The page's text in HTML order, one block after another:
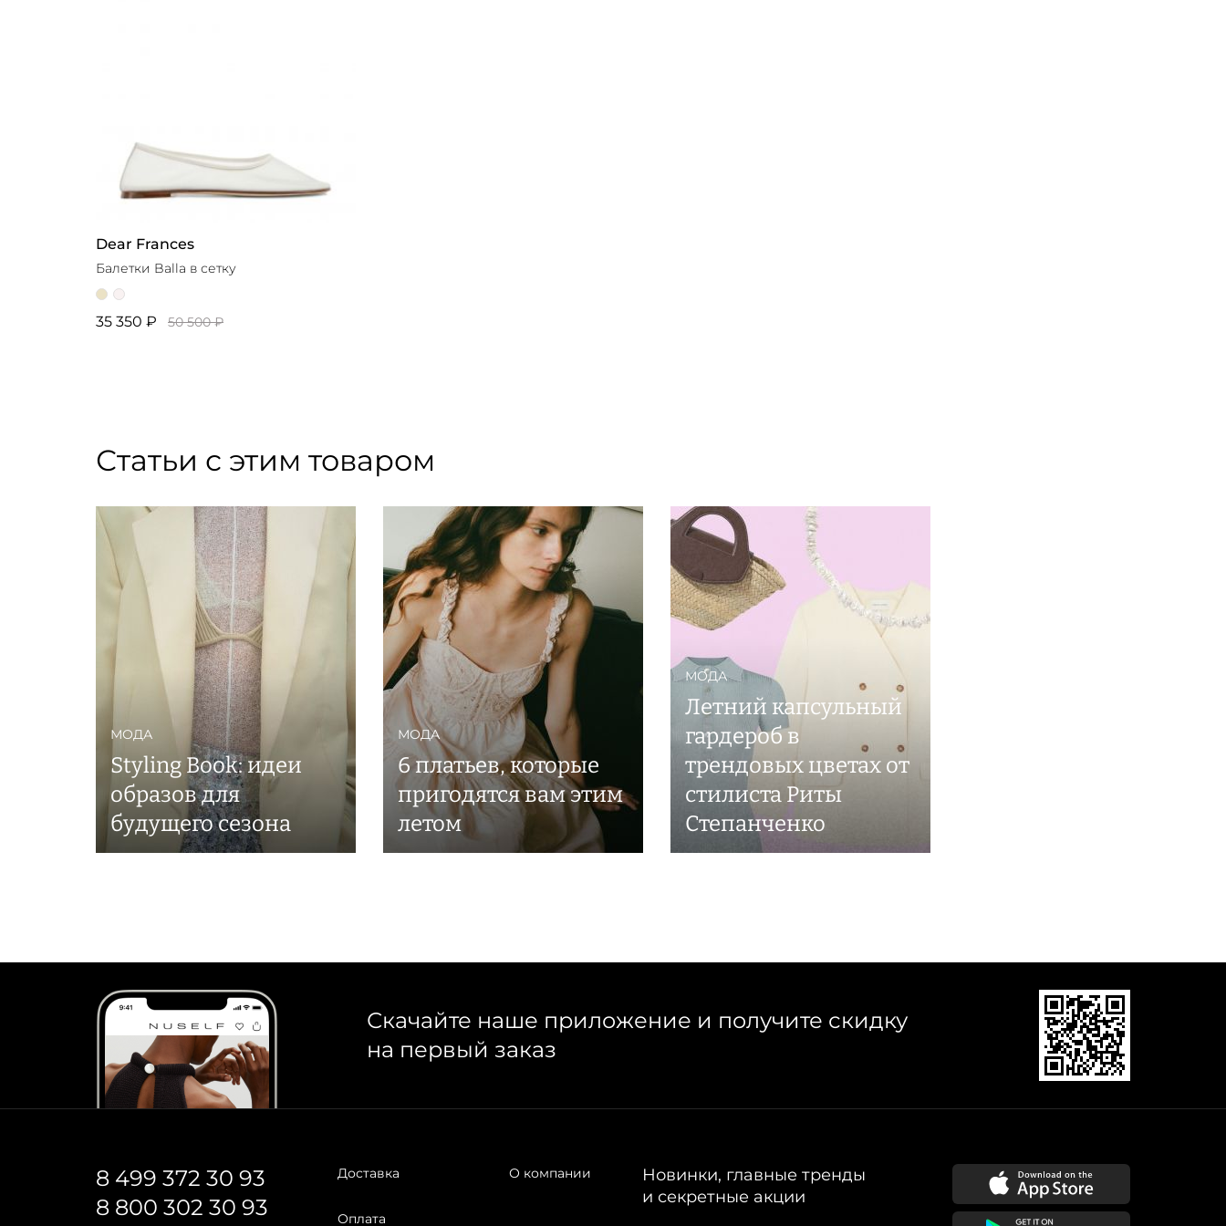
Dear Frances
Балетки Balla в сетку
35 350 ₽ 50 500 ₽
Статьи с этим товаром
МОДА
Styling Book: идеи
образов для
будущего сезона
МОДА
6 платьев, которые
пригодятся вам этим
летом
МОДА
Летний капсульный
гардероб в
трендовых цветах от
стилиста Риты
Степанченко
Скачайте наше приложение и получите скидку
на первый заказ
8 499 372 30 93
8 800 302 30 93
Доставка
Оплата
О компании
Новинки, главные тренды
и секретные акции